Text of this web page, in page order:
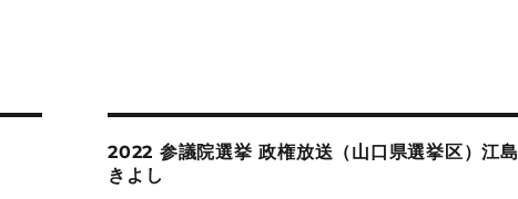
2022 参議院選挙 政権放送（山口県選挙区）江島
きよし